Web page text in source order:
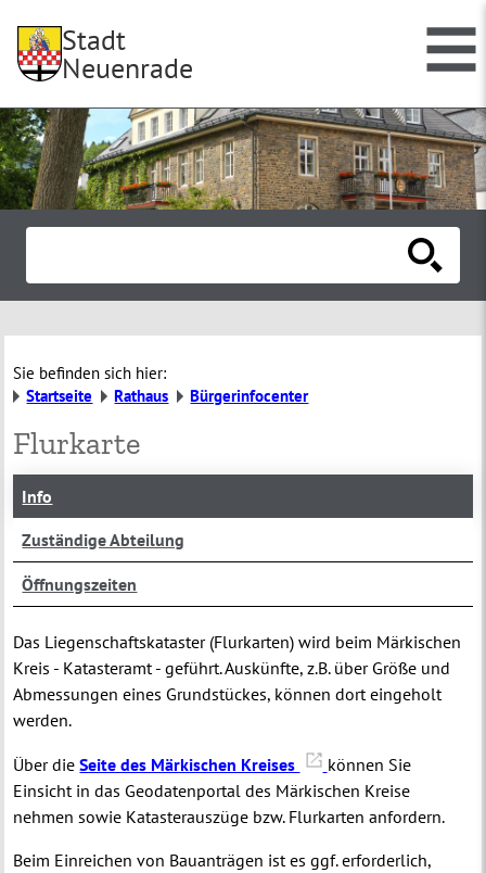
Stadt
Neuenrade
Sie befinden sich hier:
Startseite
Rathaus Bürgerinfocenter
Flurkarte
Info
Zuständige Abteilung
Öffnungszeiten
Das Liegenschaftskataster (Flurkarten) wird beim Märkischen
Kreis - Katasteramt - geführt. Auskünfte, z.B. über Größe und
Abmessungen eines Grundstückes, können dort eingeholt
werden.
Über dieSeite des Märkischen Kreises
können Sie
Einsicht in das Geodatenportal des Märkischen Kreise
nehmen sowie Katasterauszüge bzw. Flurkarten anfordern.
Beim Einreichen von Bauanträgen ist es ggf. erforderlich,